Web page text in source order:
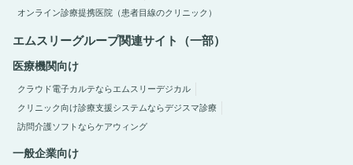
オンライン診療提携医院（患者目線のクリニック）
エムスリーグループ関連サイト（一部）
医療機関向け
クラウド電子カルテならエムスリーデジカル
クリニック向け診療支援システムならデジスマ診療
訪問介護ソフトならケアウィング
一般企業向け